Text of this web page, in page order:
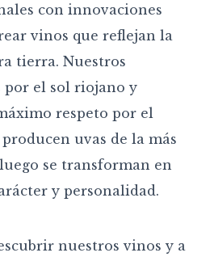
con innovaciones
vinos que reflejan la
tierra. Nuestros
por el sol riojano y
respeto por el
uvas de la más
se transforman en
y personalidad.
nuestros vinos y a